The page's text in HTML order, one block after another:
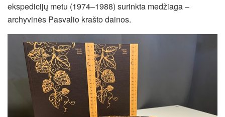
ekspedicijų metu (1974–1988) surinkta medžiaga –
archyvinės Pasvalio krašto dainos.